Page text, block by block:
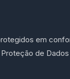
em
de